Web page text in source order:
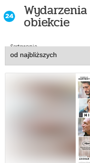
obiekcie
Sortowanie